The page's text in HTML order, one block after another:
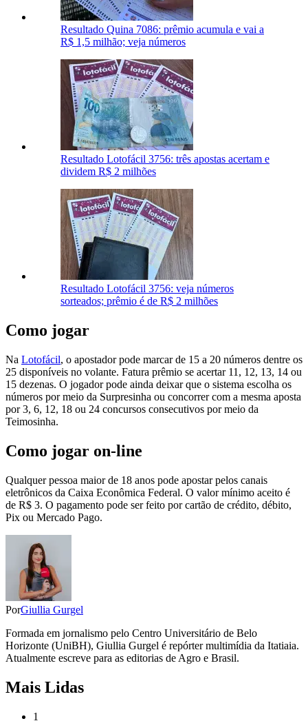
Resultado Quina 7086: prêmio acumula e vai a
R$ 1,5 milhão; veja números
Resultado Lotofácil 3756: três apostas acertam e
dividem R$ 2 milhões
Resultado Lotofácil 3756: veja números
sorteados; prêmio é de R$ 2 milhões
Como jogar
Na Lotofácil, o apostador pode marcar de 15 a 20 números dentre os
25 disponíveis no volante. Fatura prêmio se acertar 11, 12, 13, 14 ou
15 dezenas. O jogador pode ainda deixar que o sistema escolha os
números por meio da Surpresinha ou concorrer com a mesma aposta
por 3, 6, 12, 18 ou 24 concursos consecutivos por meio da
Teimosinha.
Como jogar on-line
Qualquer pessoa maior de 18 anos pode apostar pelos canais
eletrônicos da Caixa Econômica Federal. O valor mínimo aceito é
de R$ 3. O pagamento pode ser feito por cartão de crédito, débito,
Pix ou Mercado Pago.
PorGiullia Gurgel
Formada em jornalismo pelo Centro Universitário de Belo
Horizonte (UniBH), Giullia Gurgel é repórter multimídia da Itatiaia.
Atualmente escreve para as editorias de Agro e Brasil.
Mais Lidas
1